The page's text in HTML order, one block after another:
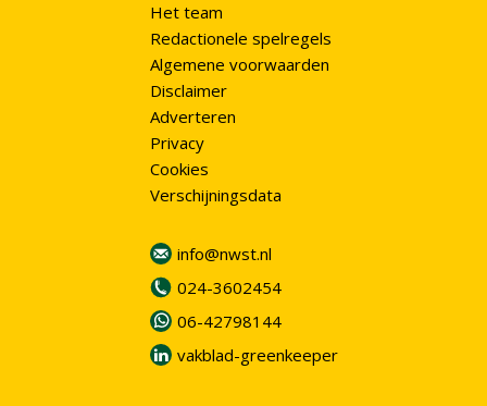
Het team
Redactionele spelregels
Algemene voorwaarden
Disclaimer
Adverteren
Privacy
Cookies
Verschijningsdata
info@nwst.nl
024-3602454
06-42798144
vakblad-greenkeeper